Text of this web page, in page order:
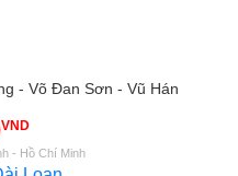
- Võ Đan Sơn - Vũ Hán
VND
- Hồ Chí Minh